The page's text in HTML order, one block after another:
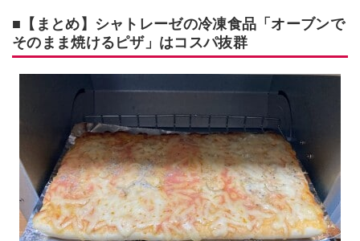
■【まとめ】シャトレーゼの冷凍食品「オーブンで
そのまま焼けるピザ」はコスパ抜群